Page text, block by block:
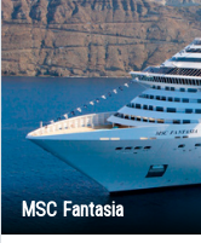
MSC Fantasia